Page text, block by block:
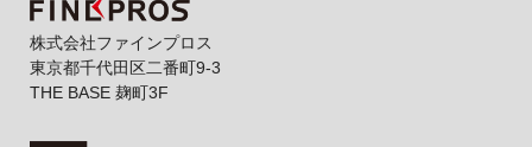
株式会社ファインプロス
東京都千代田区二番町9-3
THE BASE 麹町3F